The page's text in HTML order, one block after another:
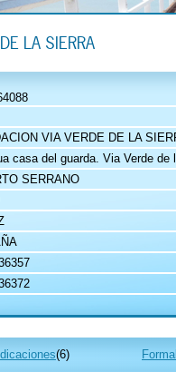
LA SIERRA
VIA VERDE DE LA
casa del guarda. Via Verde de
SERRANO
(6)